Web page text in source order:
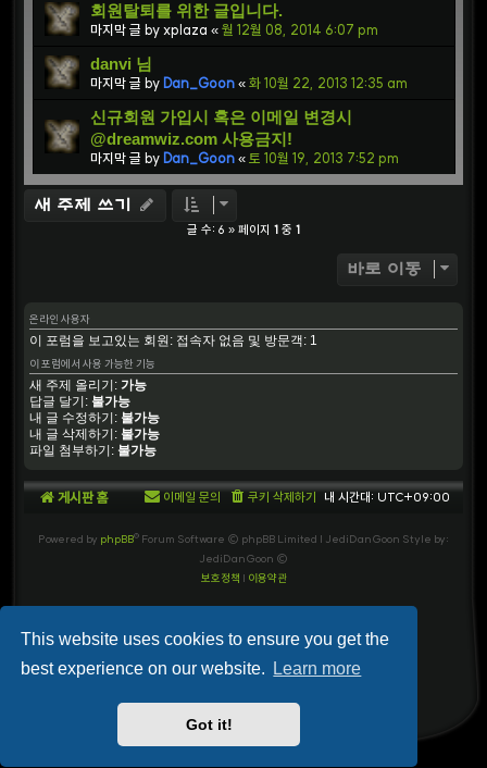
This website uses cookies to ensure you get the
best experience on our website.
Learn more
Got it!
회원탈퇴를 위한 글입니다.
마지막 글 by xplaza « 월 12월 08, 2014 6:07 pm
danvi 님
마지막 글 by Dan_Goon « 화 10월 22, 2013 12:35 am
신규회원 가입시 혹은 이메일 변경시
@dreamwiz.com 사용금지!
마지막 글 by Dan_Goon « 토 10월 19, 2013 7:52 pm
새 주제 쓰기
글 수: 6 » 페이지 1 중 1
바로 이동
온라인 사용자
이 포럼을 보고있는 회원: 접속자 없음 및 방문객: 1
이 포럼에서 사용 가능한 기능
새 주제 올리기: 가능
답글 달기: 불가능
내 글 수정하기: 불가능
내 글 삭제하기: 불가능
파일 첨부하기: 불가능
게시판 홈 내 시간대: UTC+09:00
쿠키 삭제하기
이메일 문의
Powered by phpBB® Forum Software © phpBB Limited | JediDanGoon Style by:
JediDanGoon ©
보호정책 | 이용약관